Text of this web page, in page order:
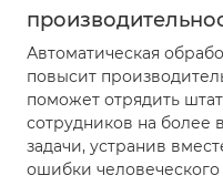
Автоматическая
повысит
поможет отрядить
сотрудников на более
задачи, устранив
ошибки человеческого